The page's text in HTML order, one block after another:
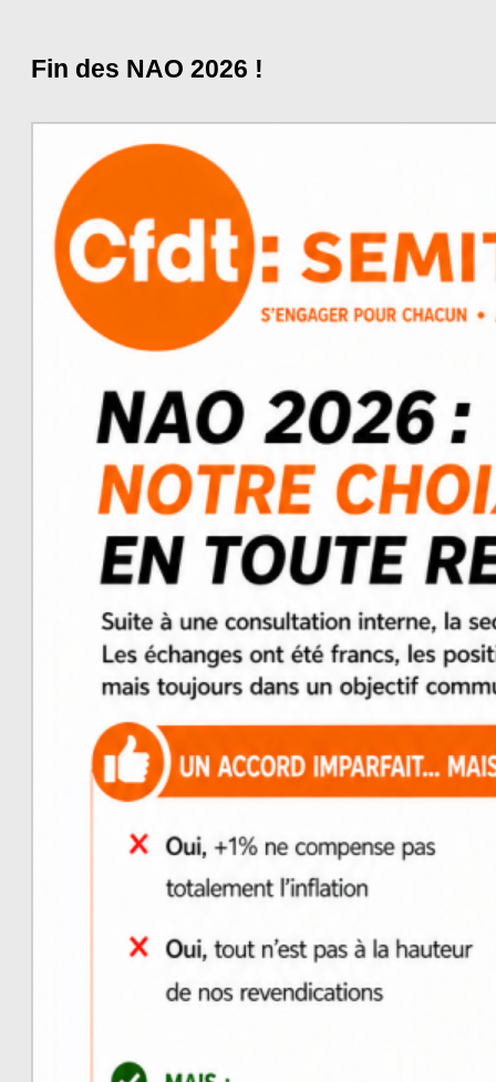
Fin des NAO 2026 !